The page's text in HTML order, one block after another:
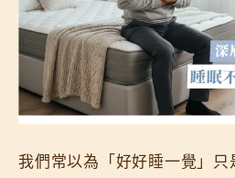
我們常以為「好好睡一覺」